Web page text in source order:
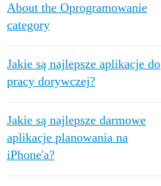
About the Oprogramowanie
category
Jakie są najlepsze aplikacje do
pracy dorywczej?
Jakie są najlepsze darmowe
aplikacje planowania na
iPhone'a?